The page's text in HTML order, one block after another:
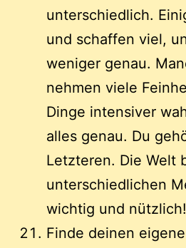
unterschiedlich.
und schaffen viel,
weniger genau.
nehmen viele
Dinge intensiver
alles genau. Du
Letzteren. Die Welt
unterschiedlichen
wichtig und nützlich!
Finde deinen